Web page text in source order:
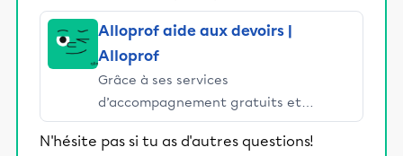
Alloprof aide aux devoirs |
Alloprof
Grâce à ses services
d’accompagnement gratuits et
stimulants, Alloprof engage les élèves
et leurs parents dans la réussite
N'hésite pas si tu as d'autres questions!